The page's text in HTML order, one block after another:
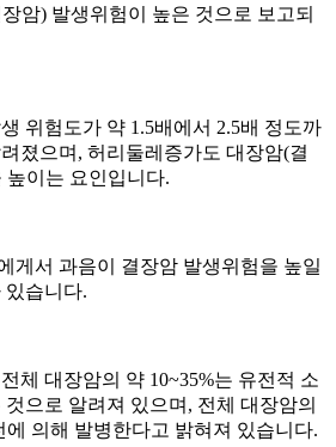
암) 발생위험이 높은 것으로 보고되
위험도가 약 1.5배에서 2.5배 정도까
졌으며, 허리둘레증가도 대장암(결
높이는 요인입니다.
게서 과음이 결장암 발생위험을 높일
있습니다.
체 대장암의 약 10~35%는 유전적 소
으로 알려져 있으며, 전체 대장암의
에 의해 발병한다고 밝혀져 있습니다.